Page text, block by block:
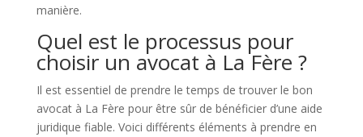
manière.
Quel est le processus pour
choisir un avocat à La Fère ?
Il est essentiel de prendre le temps de trouver le bon
avocat à La Fère pour être sûr de bénéficier d’une aide
juridique fiable. Voici différents éléments à prendre en